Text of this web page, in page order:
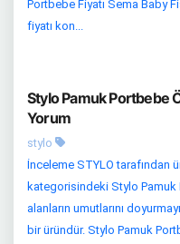
Portbebe Fiyatı Sema Baby
fiyatı kon...
Stylo Pamuk Portbebe
Yorum
stylo
İnceleme STYLO tarafından
kategorisindeki Stylo Pamuk
alanların umutlarını
bir üründür. Stylo Pamuk